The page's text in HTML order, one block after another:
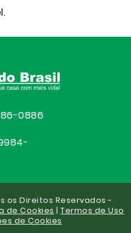
0886
os Direitos Reservados -
de Cookies |Termos de Uso
de Cookies